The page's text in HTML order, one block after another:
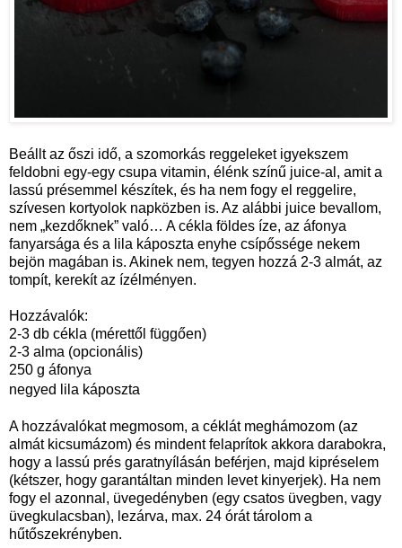
Beállt az őszi idő, a szomorkás reggeleket igyekszem
feldobni egy-egy csupa vitamin, élénk színű juice-al, amit a
lassú présemmel készítek, és ha nem fogy el reggelire,
szívesen kortyolok napközben is. Az alábbi juice bevallom,
nem „kezdőknek” való… A cékla földes íze, az áfonya
fanyarsága és a lila káposzta enyhe csípőssége nekem
bejön magában is. Akinek nem, tegyen hozzá 2-3 almát, az
tompít, kerekít az ízélményen.
Hozzávalók:
2-3 db cékla (mérettől függően)
2-3 alma (opcionális)
250 g áfonya
negyed lila káposzta
A hozzávalókat megmosom, a céklát meghámozom (az
almát kicsumázom) és mindent felaprítok akkora darabokra,
hogy a lassú prés garatnyílásán beférjen, majd kipréselem
(kétszer, hogy garantáltan minden levet kinyerjek). Ha nem
fogy el azonnal, üvegedényben (egy csatos üvegben, vagy
üvegkulacsban), lezárva, max. 24 órát tárolom a
hűtőszekrényben.